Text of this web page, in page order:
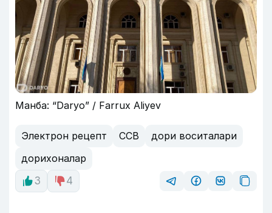
Манба: “Daryo” / Farrux Aliyev
Электрон рецепт ССВ
дори воситалари
дорихоналар
3
4